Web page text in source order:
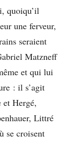
quoiqu’il
une ferveur,
seraient
Matzneff
et qui lui
: il s’agit
et Hergé,
Littré
se croisent